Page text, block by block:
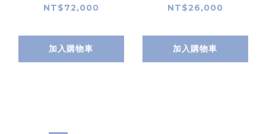
ExoShell 270 車邊
NT$72,000
加入購物車
WISH
NT$26,000
加入購物車